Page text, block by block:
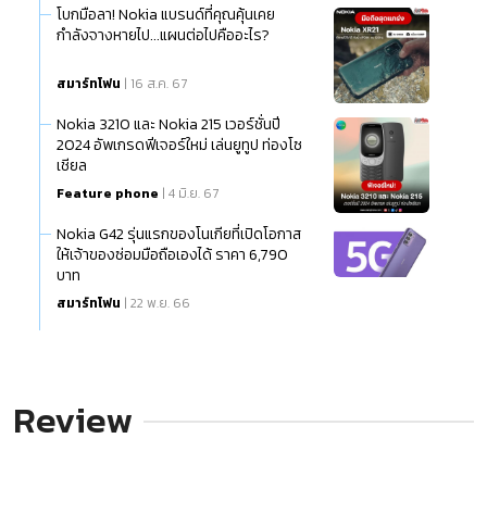
โบกมือลา! Nokia แบรนด์ที่คุณคุ้นเคย
กำลังจางหายไป...แผนต่อไปคืออะไร?
สมาร์ทโฟน | 16 ส.ค. 67
Nokia 3210 และ Nokia 215 เวอร์ชั่นปี
2024 อัพเกรดฟีเจอร์ใหม่ เล่นยูทูป ท่องโซ
เชียล
Feature phone | 4 มิ.ย. 67
Nokia G42 รุ่นแรกของโนเกียที่เปิดโอกาส
ให้เจ้าของซ่อมมือถือเองได้ ราคา 6,790
บาท
สมาร์ทโฟน | 22 พ.ย. 66
Review